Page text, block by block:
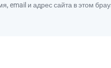
email и адрес сайта в этом